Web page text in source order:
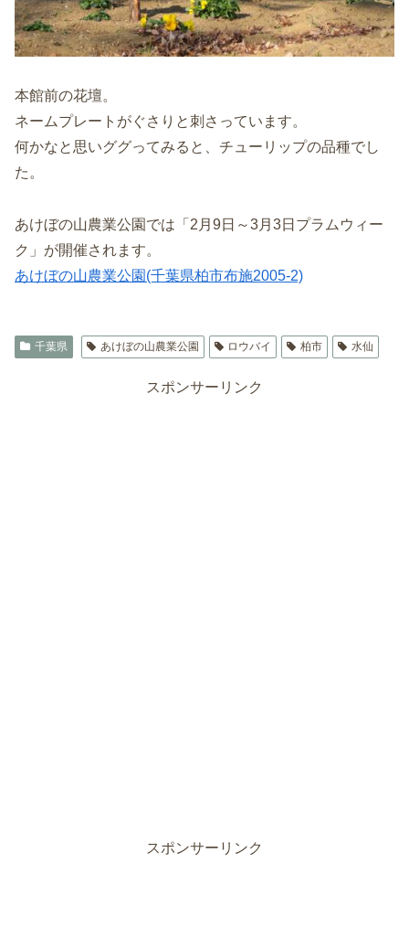
本館前の花壇。
ネームプレートがぐさりと刺さっています。
何かなと思いググってみると、チューリップの品種でし
た。
あけぼの山農業公園では「2月9日～3月3日プラムウィー
ク」が開催されます。
あけぼの山農業公園(千葉県柏市布施2005-2)
千葉県 あけぼの山農業公園 ロウバイ 柏市 水仙
スポンサーリンク
スポンサーリンク